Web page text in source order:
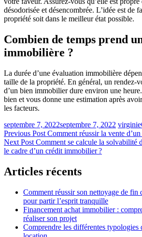
désodorisée et désencombrée. L’idée est de
propriété soit dans le meilleur état possible.
Combien de temps prend
immobilière ?
La durée d’une évaluation immobilière
taille de la propriété. En général, un rendez-
d’un bien immobilier dure environ une
bien et vous donne une estimation après
les facteurs.
septembre 7, 2022septembre 7, 2022 virginie
Navigation
de
Previous Post Comment réussir la vente
Next Post Comment se calcule la solvabilité
le cadre d’un crédit immobilier ?
Articles récents
Comment réussir son nettoyage de fin
pour partir l’esprit tranquille
Financement achat immobilier :
réaliser son projet
Comprendre les différentes typologies